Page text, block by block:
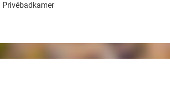
Privébadkamer